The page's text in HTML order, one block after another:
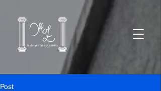
Post